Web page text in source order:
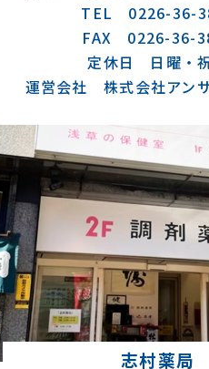
TEL 0226-36-
FAX 0226-36-
定休日 日曜・
運営会社 株式会社アン
志村薬局